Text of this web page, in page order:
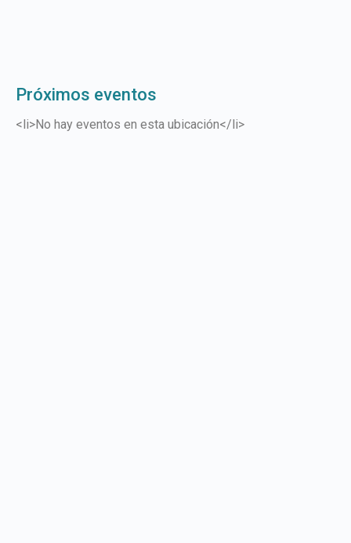
Próximos eventos
<li>No hay eventos en esta ubicación</li>